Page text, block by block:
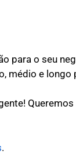
para o seu
médio e longo
.‌